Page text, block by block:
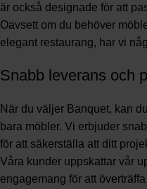
är också designade för att
Oavsett om du behöver
elegant restaurang, har vi
Snabb leverans och
När du väljer Banquet, kan
bara möbler. Vi erbjuder
för att säkerställa att ditt
Våra kunder uppskattar vår
engagemang för att